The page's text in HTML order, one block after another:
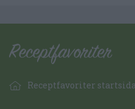
Receptfavoriter